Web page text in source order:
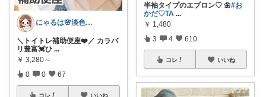
にゃるは🌸淡色ベビーキッズマタニティ
＼トイトレ補助便座❤️／ カラバ
リ豊富💓ひ ...
￥ 3,280～
0 0 67
コレ いいね
半袖タイプのエプロン♡ 🌼#お
かだ‪♡TA ...
￥ 1,480
3 4 610
コレ いいね